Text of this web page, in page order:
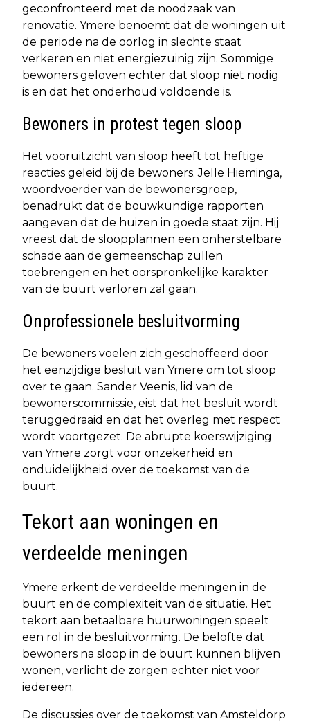
geconfronteerd met de noodzaak van
renovatie. Ymere benoemt dat de woningen uit
de periode na de oorlog in slechte staat
verkeren en niet energiezuinig zijn. Sommige
bewoners geloven echter dat sloop niet nodig
is en dat het onderhoud voldoende is.
Bewoners in protest tegen sloop
Het vooruitzicht van sloop heeft tot heftige
reacties geleid bij de bewoners. Jelle Hieminga,
woordvoerder van de bewonersgroep,
benadrukt dat de bouwkundige rapporten
aangeven dat de huizen in goede staat zijn. Hij
vreest dat de sloopplannen een onherstelbare
schade aan de gemeenschap zullen
toebrengen en het oorspronkelijke karakter
van de buurt verloren zal gaan.
Onprofessionele besluitvorming
De bewoners voelen zich geschoffeerd door
het eenzijdige besluit van Ymere om tot sloop
over te gaan. Sander Veenis, lid van de
bewonerscommissie, eist dat het besluit wordt
teruggedraaid en dat het overleg met respect
wordt voortgezet. De abrupte koerswijziging
van Ymere zorgt voor onzekerheid en
onduidelijkheid over de toekomst van de
buurt.
Tekort aan woningen en
verdeelde meningen
Ymere erkent de verdeelde meningen in de
buurt en de complexiteit van de situatie. Het
tekort aan betaalbare huurwoningen speelt
een rol in de besluitvorming. De belofte dat
bewoners na sloop in de buurt kunnen blijven
wonen, verlicht de zorgen echter niet voor
iedereen.
De discussies over de toekomst van Amsteldorp